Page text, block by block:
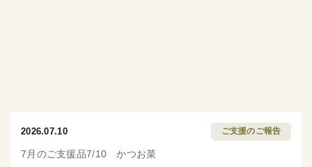
2026.07.10 ご支援のご報告
7月のご支援品7/10 かつお菜